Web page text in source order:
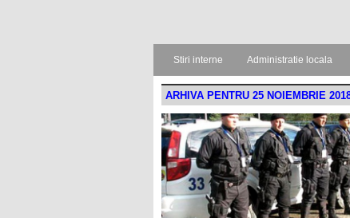
Stiri interne Administratie locala
ARHIVA PENTRU 25 NOIEMBRIE